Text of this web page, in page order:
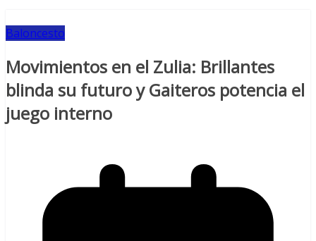
Baloncesto
Movimientos en el Zulia: Brillantes
blinda su futuro y Gaiteros potencia el
juego interno